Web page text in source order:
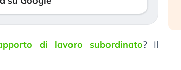
di lavoro subordinato? Il